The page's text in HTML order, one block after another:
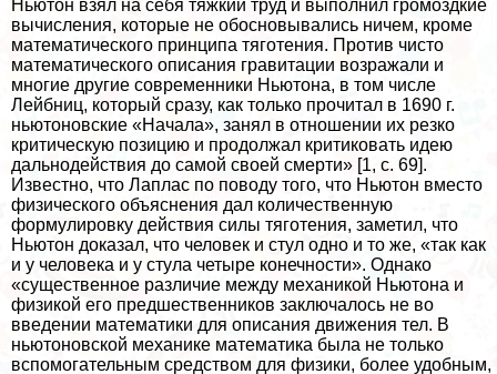
Ньютон взял на себя тяжкий труд и выполнил громоздкие
вычисления, которые не обосновывались ничем, кроме
математического принципа тяготения. Против чисто
математического описания гравитации возражали и
многие другие современники Ньютона, в том числе
Лейбниц, который сразу, как только прочитал в 1690 г.
ньютоновские «Начала», занял в отношении их резко
критическую позицию и продолжал критиковать идею
дальнодействия до самой своей cмepти» [1, с. 69].
Известно, что Лаплас по поводу того, что Ньютон вместо
физического объяснения дал количественную
формулировку действия силы тяготения, заметил, что
Ньютон доказал, что человек и стул одно и то же, «так как
и у человека и у стула четыре конечности». Однако
«существенное различие между механикой Ньютона и
физикой его предшественников заключалось не во
введении математики для описания движения тел. В
ньютоновской механике математика была не только
вспомогательным средством для физики, более удобным,